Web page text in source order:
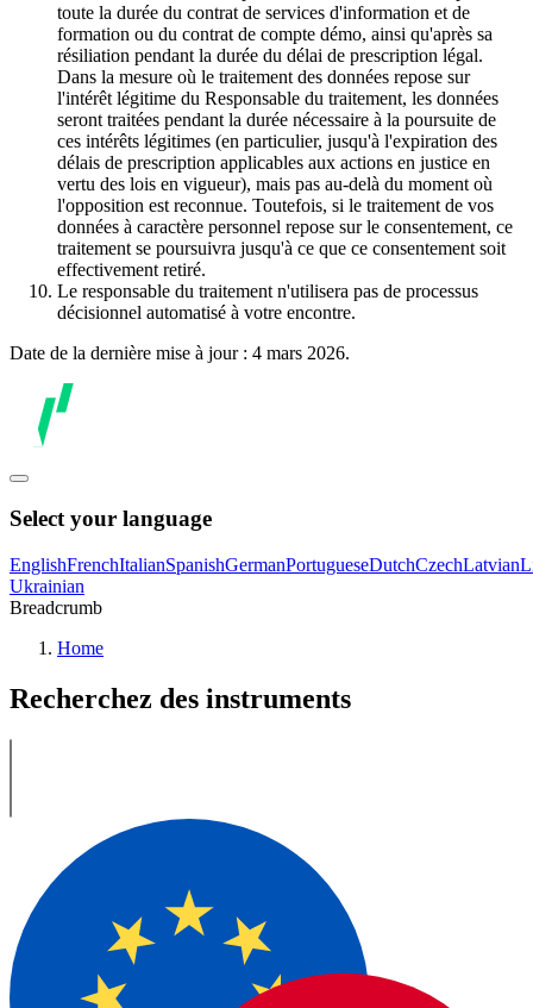
toute la durée du contrat de services d'information et de
formation ou du contrat de compte démo, ainsi qu'après sa
résiliation pendant la durée du délai de prescription légal.
Dans la mesure où le traitement des données repose sur
l'intérêt légitime du Responsable du traitement, les données
seront traitées pendant la durée nécessaire à la poursuite de
ces intérêts légitimes (en particulier, jusqu'à l'expiration des
délais de prescription applicables aux actions en justice en
vertu des lois en vigueur), mais pas au-delà du moment où
l'opposition est reconnue. Toutefois, si le traitement de vos
données à caractère personnel repose sur le consentement, ce
traitement se poursuivra jusqu'à ce que ce consentement soit
effectivement retiré.
Le responsable du traitement n'utilisera pas de processus
décisionnel automatisé à votre encontre.
Date de la dernière mise à jour : 4 mars 2026.
Select your language
EnglishFrenchItalianSpanishGermanPortugueseDutchCzechLatvian
Ukrainian
Breadcrumb
Home
Recherchez des instruments